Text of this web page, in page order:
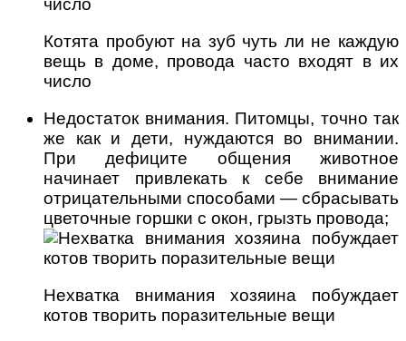
Котята пробуют на зуб чуть ли не каждую
вещь в доме, провода часто входят в их
число
Недостаток внимания. Питомцы, точно так
же как и дети, нуждаются во внимании.
При дефиците общения животное
начинает привлекать к себе внимание
отрицательными способами — сбрасывать
цветочные горшки с окон, грызть провода;
Нехватка внимания хозяина побуждает
котов творить поразительные вещи